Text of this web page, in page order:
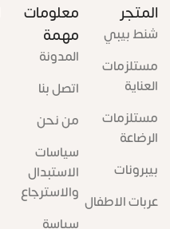
المتجر
شنط بيبي
مستلزمات
العناية
مستلزمات
الرضاعة
بيبرونات
عربات الاطفال
معلومات
مهمة
المدونة
اتصل بنا
من نحن
سياسات
الاستبدال
والاسترجاع
سياسة